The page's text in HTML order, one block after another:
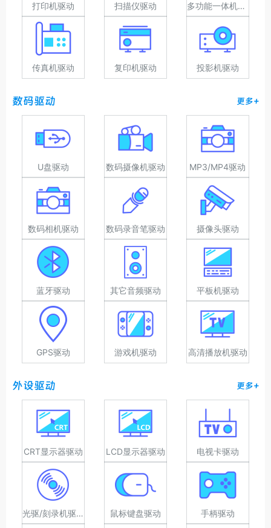
打印机驱动 扫描仪驱动 多功能一体机驱动
传真机驱动 复印机驱动 投影机驱动
数码驱动 更多+
U盘驱动 数码摄像机驱动 MP3/MP4驱动
数码相机驱动 数码录音笔驱动 摄像头驱动
蓝牙驱动 其它音频驱动 平板机驱动
GPS驱动 游戏机驱动 高清播放机驱动
外设驱动 更多+
CRT显示器驱动 LCD显示器驱动 电视卡驱动
光驱/刻录机驱动 鼠标键盘驱动 手柄驱动